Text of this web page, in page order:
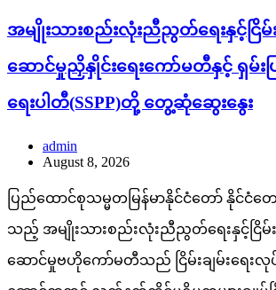
အမျိုးသားစည်းလုံးညီညွတ်ရေးနှင့်ငြိမ်း
ဆောင်မှုညှိနှိုင်းရေးကော်မတီနှင့် ရှမ်
ရေးပါတီ(SSPP)တို့ တွေ့ဆုံဆွေးနွေး
admin
August 8, 2026
ပြည်ထောင်စုသမ္မတမြန်မာနိုင်ငံတော် နိုင်ငံတ
သည့် အမျိုးသားစည်းလုံးညီညွတ်ရေးနှင့်ငြိမ်းခ
ဆောင်မှုဗဟိုကော်မတီသည် ငြိမ်းချမ်းရေးလုပ်င